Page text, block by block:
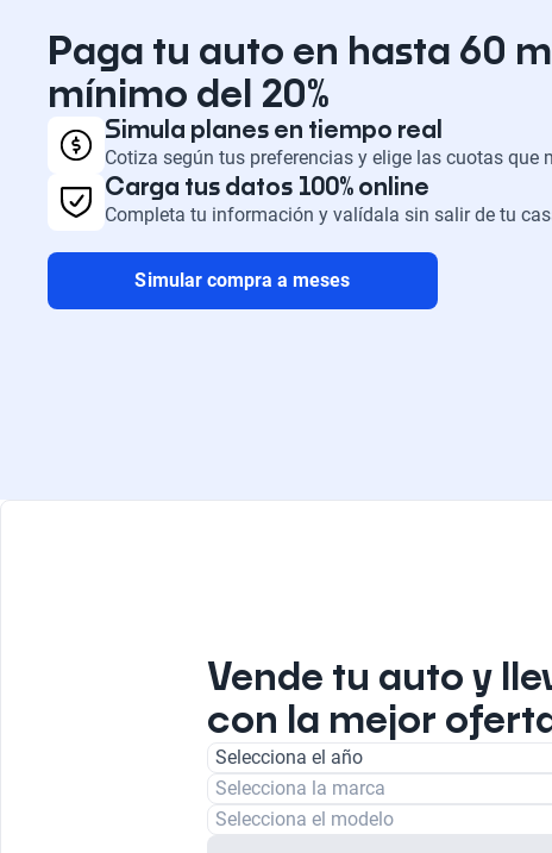
Paga tu auto en hasta 60
mínimo del 20%
Simula planes en tiempo real
Cotiza según tus preferencias y elige las cuotas que
Carga tus datos 100% online
Completa tu información y valídala sin salir de tu
Simular compra a meses
Vende tu auto y
con la mejor
Selecciona el año
Selecciona la marca
Selecciona el modelo